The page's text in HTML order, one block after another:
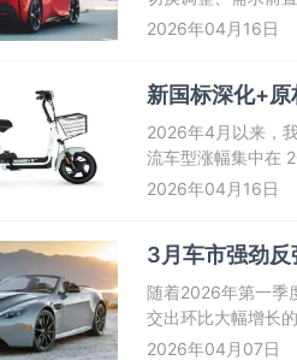
速增长态势，成为
2026年04月16日
新国标深化+
2026年4月以来，
流车型涨幅集中在
300元以上。
2026年04月16日
3月车市强劲
随着2026年第一季
交出环比大幅增长
动，国产汽车品牌
2026年04月07日